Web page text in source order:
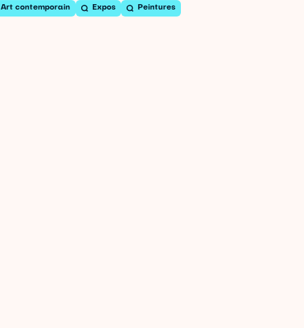
Art contemporain Expos Peintures